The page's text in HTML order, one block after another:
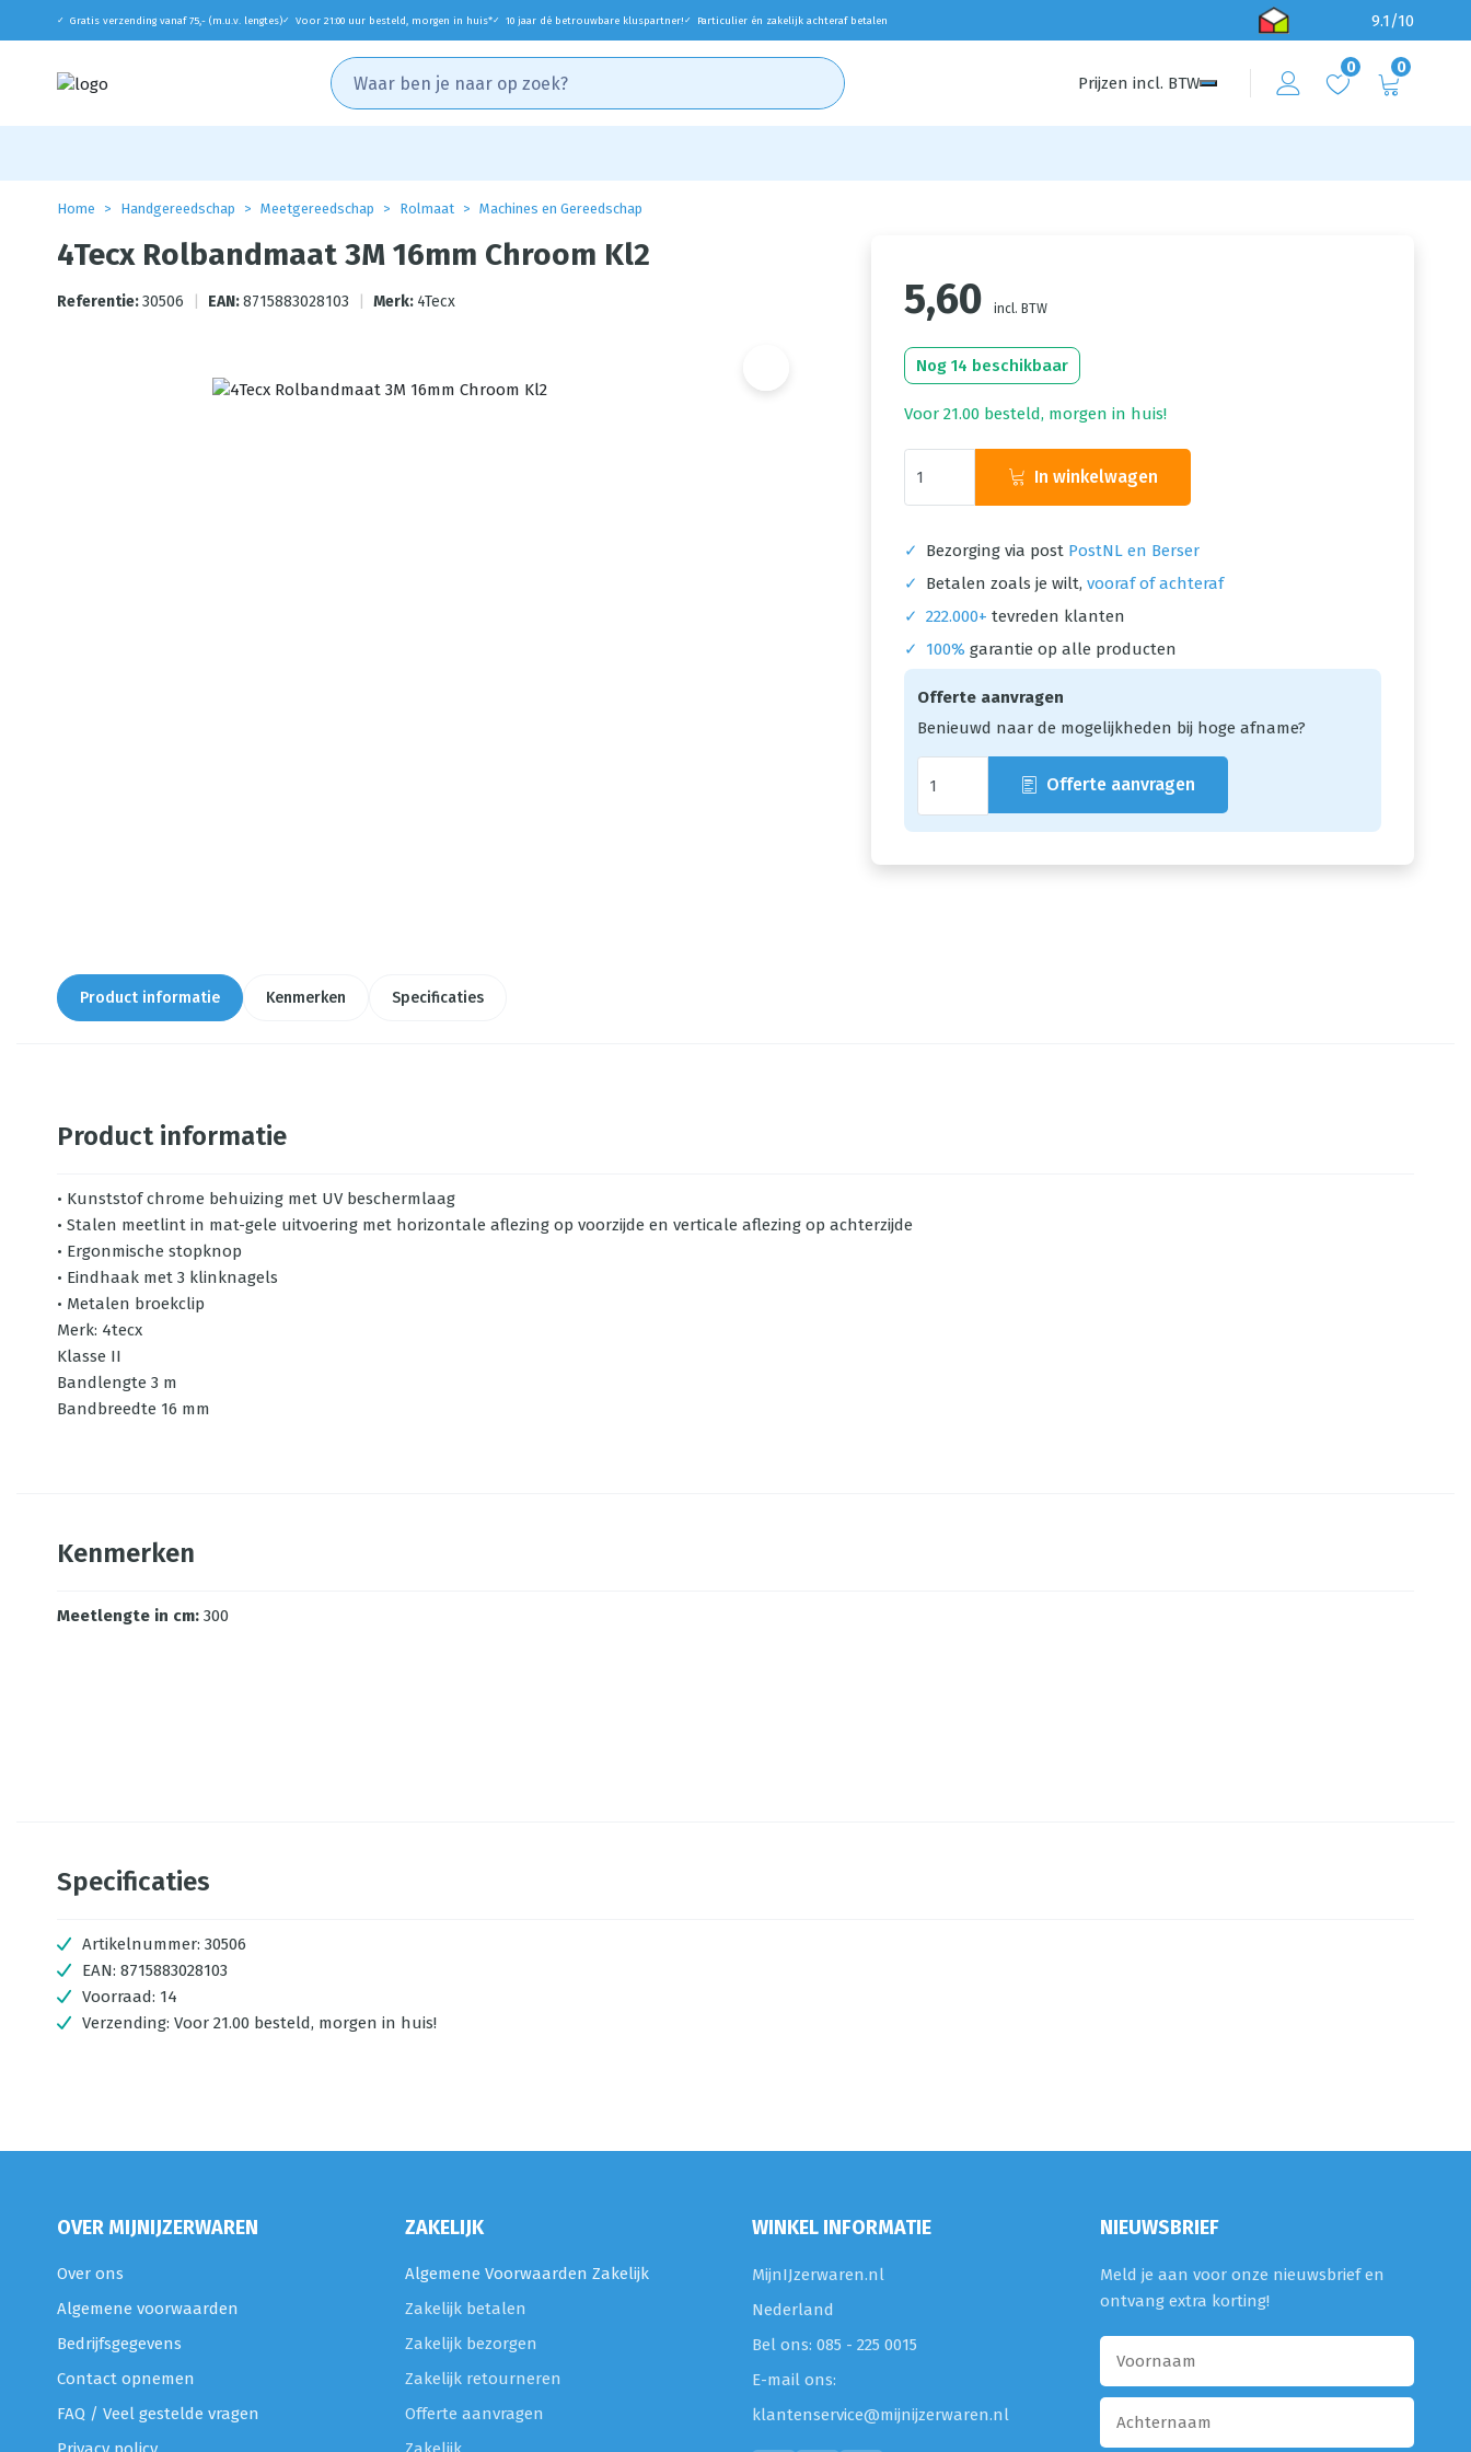
✓ Gratis verzending vanaf 75,- (m.u.v. lengtes)✓ Voor 21:00 uur besteld, morgen in huis*✓ 10 jaar dé betrouwbare kluspartner! ✓ Particulier én zakelijk achteraf betalen 9.1/10
Prijzen incl. BTW
0 0
Home Handgereedschap Meetgereedschap Rolmaat Machines en Gereedschap
4Tecx Rolbandmaat 3M 16mm Chroom Kl2
Referentie:30506 EAN:8715883028103 Merk: 4Tecx 5,60 incl. BTW
Nog 14 beschikbaar
Voor 21.00 besteld, morgen in huis!
In winkelwagen
✓ Bezorging via post PostNL en Berser
✓
Betalen zoals je wilt, vooraf of achteraf
✓ 222.000+ tevreden klanten
✓
100% garantie op alle producten
Offerte aanvragen
Benieuwd naar de mogelijkheden bij hoge afname?
Offerte aanvragen
Product informatie Kenmerken Specificaties
Product informatie
• Kunststof chrome behuizing met UV beschermlaag
• Stalen meetlint in mat-gele uitvoering met horizontale aflezing op voorzijde en verticale aflezing op achterzijde
• Ergonmische stopknop
• Eindhaak met 3 klinknagels
• Metalen broekclip
Merk: 4tecx
Klasse II
Bandlengte 3 m
Bandbreedte 16 mm
Kenmerken
Meetlengte in cm: 300
Specificaties
Artikelnummer: 30506
EAN: 8715883028103
Voorraad: 14
Verzending: Voor 21.00 besteld, morgen in huis!
OVER MIJNIJZERWAREN
Over ons
Algemene voorwaarden
Bedrijfsgegevens
Contact opnemen
FAQ / Veel gestelde vragen
ZAKELIJK
Algemene Voorwaarden Zakelijk
Zakelijk betalen
Zakelijk bezorgen
Zakelijk retourneren
Offerte aanvragen
WINKEL INFORMATIE
MijnIJzerwaren.nl
Nederland
Bel ons: 085 - 225 0015
E-mail ons:
klantenservice@mijnijzerwaren.nl
NIEUWSBRIEF
Meld je aan voor onze nieuwsbrief en
ontvang extra korting!